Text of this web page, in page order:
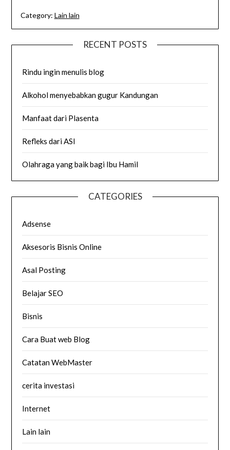
Category: Lain lain
RECENT POSTS
Rindu ingin menulis blog
Alkohol menyebabkan gugur Kandungan
Manfaat dari Plasenta
Refleks dari ASI
Olahraga yang baik bagi Ibu Hamil
CATEGORIES
Adsense
Aksesoris Bisnis Online
Asal Posting
Belajar SEO
Bisnis
Cara Buat web Blog
Catatan WebMaster
cerita investasi
Internet
Lain lain